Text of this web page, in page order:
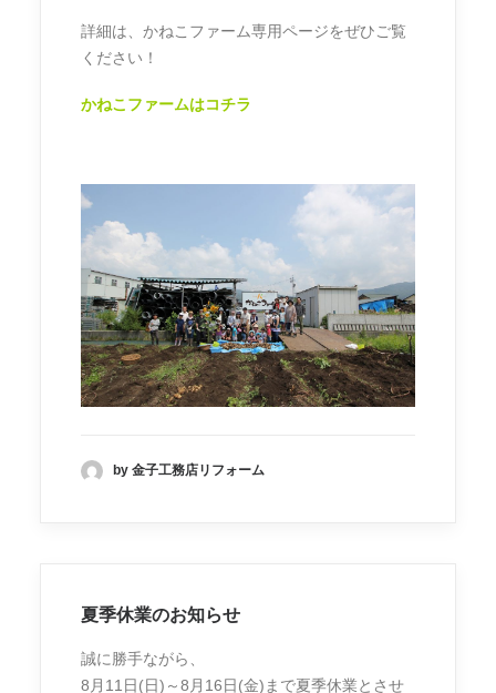
詳細は、かねこファーム専用ページをぜひご覧
ください！
かねこファームはコチラ
by 金子工務店リフォーム
夏季休業のお知らせ
誠に勝手ながら、
8月11日(日)～8月16日(金)まで夏季休業とさせ